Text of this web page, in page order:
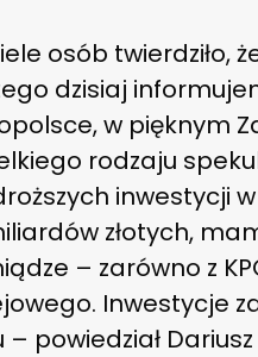
osób twierdziło,
dzisiaj
w pięknym
rodzaju
inwestycji
złotych,
– zarówno z
Inwestycje
– powiedział